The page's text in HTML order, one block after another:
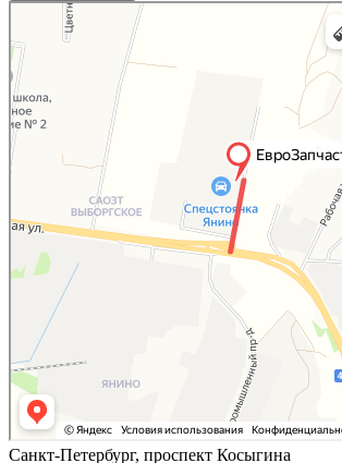
Яндекс.Карты
Яндекс.Карты — поиск мест и адресов, городской транспорт
Санкт-Петербург, проспект Косыгина